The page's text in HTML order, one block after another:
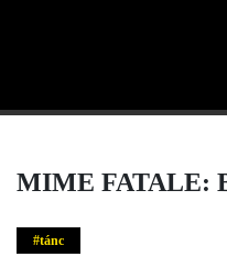
MIME FATALE:
tánc